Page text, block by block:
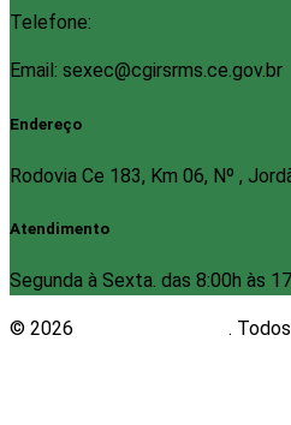
Telefone:
Email: sexec@cgirsrms.ce.gov.br
Endereço
Rodovia Ce 183, Km 06, Nº ,
Atendimento
Segunda à Sexta. das 8:00h às
© 2026 .